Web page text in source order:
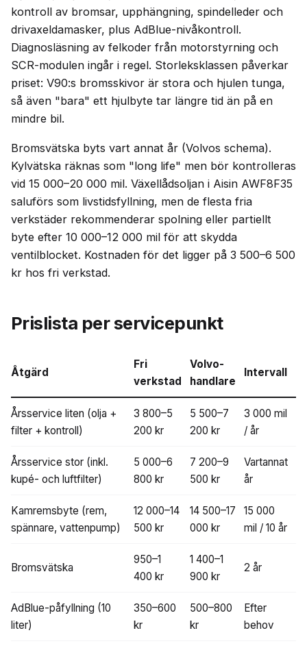
kontroll av bromsar, upphängning, spindelleder och
drivaxeldamasker, plus AdBlue-nivåkontroll.
Diagnosläsning av felkoder från motorstyrning och
SCR-modulen ingår i regel. Storleksklassen påverkar
priset: V90:s bromsskivor är stora och hjulen tunga,
så även "bara" ett hjulbyte tar längre tid än på en
mindre bil.
Bromsvätska byts vart annat år (Volvos schema).
Kylvätska räknas som "long life" men bör kontrolleras
vid 15 000–20 000 mil. Växellådsoljan i Aisin AWF8F35
saluförs som livstidsfyllning, men de flesta fria
verkstäder rekommenderar spolning eller partiellt
byte efter 10 000–12 000 mil för att skydda
ventilblocket. Kostnaden för det ligger på 3 500–6 500
kr hos fri verkstad.
Prislista per servicepunkt
Åtgärd
Fri
verkstad
Volvo-
handlare
Intervall
Årsservice liten (olja +
filter + kontroll)
3 800–5
200 kr
5 500–7
200 kr
3 000 mil
/ år
Årsservice stor (inkl.
kupé- och luftfilter)
5 000–6
800 kr
7 200–9
500 kr
Vartannat
år
Kamremsbyte (rem,
spännare, vattenpump)
12 000–14
500 kr
14 500–17
000 kr
15 000
mil / 10 år
Bromsvätska
950–1
400 kr
1 400–1
900 kr
2 år
AdBlue-påfyllning (10
liter)
350–600
kr
500–800
kr
Efter
behov